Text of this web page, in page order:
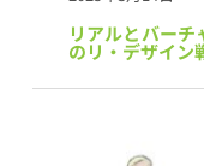
リアルとバー
のリ・デザイン